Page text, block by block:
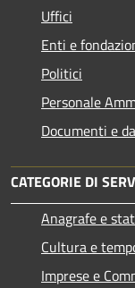
Uffici
Enti e
Politici
Personale
Documenti e
CATEGORIE DI
Anagrafe e
Cultura e
Imprese e